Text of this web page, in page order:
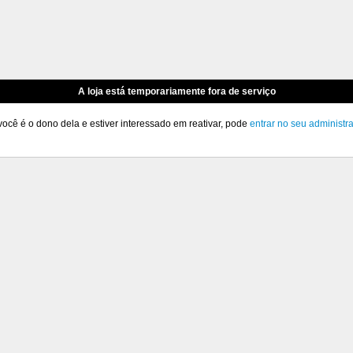
A loja está temporariamente fora de serviço
é o dono dela e estiver interessado em reativar, pode entrar no seu